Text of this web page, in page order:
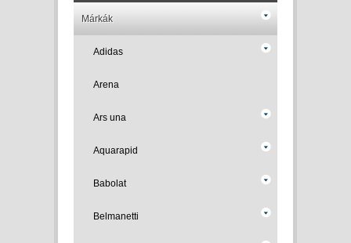
Márkák
Adidas
Arena
Ars una
Aquarapid
Babolat
Belmanetti